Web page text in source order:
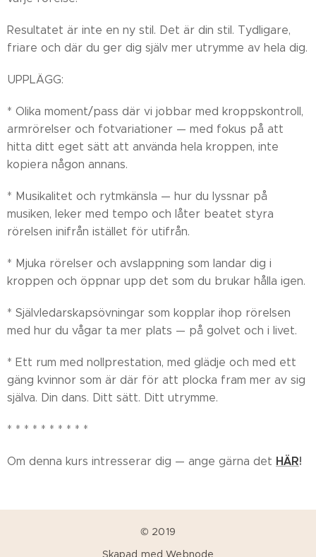
Resultatet är inte en ny stil. Det är din stil. Tydligare,
friare och där du ger dig själv mer utrymme av hela dig.
UPPLÄGG:
* Olika moment/pass där vi jobbar med kroppskontroll,
armrörelser och fotvariationer — med fokus på att
hitta ditt eget sätt att använda hela kroppen, inte
kopiera någon annans.
* Musikalitet och rytmkänsla — hur du lyssnar på
musiken, leker med tempo och låter beatet styra
rörelsen inifrån istället för utifrån.
* Mjuka rörelser och avslappning som landar dig i
kroppen och öppnar upp det som du brukar hålla igen.
* Självledarskapsövningar som kopplar ihop rörelsen
med hur du vågar ta mer plats — på golvet och i livet.
* Ett rum med nollprestation, med glädje och med ett
gäng kvinnor som är där för att plocka fram mer av sig
själva. Din dans. Ditt sätt. Ditt utrymme.
* * * * * * * * * *
Om denna kurs intresserar dig — ange gärna det HÄR!
© 2019
Skapad medWebnode